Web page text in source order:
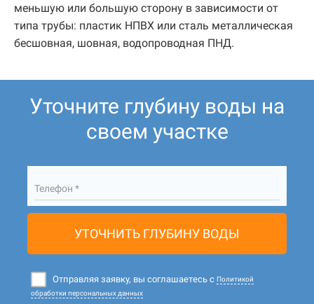
меньшую или большую сторону в зависимости от
типа трубы: пластик НПВХ или сталь металлическая
бесшовная, шовная, водопроводная ПНД.
Уточните глубину воды на
своем участке
Телефон *
УТОЧНИТЬ ГЛУБИНУ ВОДЫ
Отправляя заявку, вы соглашаетесь с Политикой
обработки персональных данных